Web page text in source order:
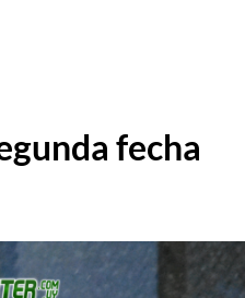
fecha